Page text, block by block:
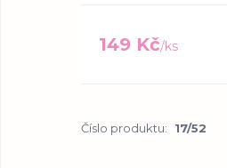
149 Kč/ks
Číslo produktu: 17/52